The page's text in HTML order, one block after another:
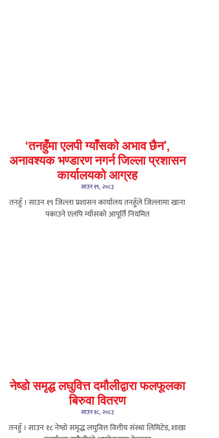
‘तनहुँमा एलपी ग्याँसको अभाव छैन’,
अनावश्यक भण्डारण नगर्न जिल्ला प्रशासन
कार्यालयको आग्रह
साउन १९, २०८३
तनहुँ । साउन १९ जिल्ला प्रशासन कार्यालय तनहुँले जिल्लामा खाना
पकाउने एलपि ग्याँसको आपूर्ति नियमित
नेष्डो समृद्ध लघुवित्त दमौलीद्वारा फलफूलका
बिरुवा वितरण
साउन १८, २०८३
तनहुँ । साउन १८ नेष्डो समृद्ध लघुवित्त वित्तीय संस्था लिमिटेड, शाखा